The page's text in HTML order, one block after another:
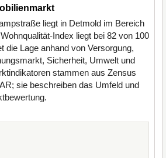
liegt in Detmold im Bereich
Index liegt bei 82 von 100
die Lage anhand von Versorgung,
Sicherheit, Umwelt und
stammen aus Zensus
sie beschreiben das Umfeld und